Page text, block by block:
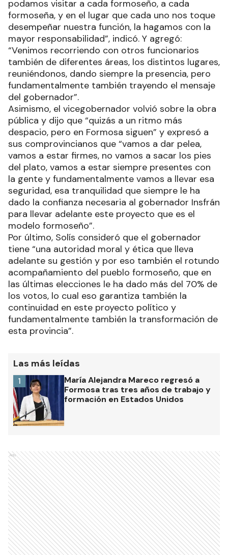
podamos visitar a cada formoseño, a cada
formoseña, y en el lugar que cada uno nos toque
desempeñar nuestra función, la hagamos con la
mayor responsabilidad”, indicó. Y agregó:
“Venimos recorriendo con otros funcionarios
también de diferentes áreas, los distintos lugares,
reuniéndonos, dando siempre la presencia, pero
fundamentalmente también trayendo el mensaje
del gobernador”.
Asimismo, el vicegobernador volvió sobre la obra
pública y dijo que “quizás a un ritmo más
despacio, pero en Formosa siguen” y expresó a
sus comprovincianos que “vamos a dar pelea,
vamos a estar firmes, no vamos a sacar los pies
del plato, vamos a estar siempre presentes con
la gente y fundamentalmente vamos a llevar esa
seguridad, esa tranquilidad que siempre le ha
dado la confianza necesaria al gobernador Insfrán
para llevar adelante este proyecto que es el
modelo formoseño”.
Por último, Solís consideró que el gobernador
tiene “una autoridad moral y ética que lleva
adelante su gestión y por eso también el rotundo
acompañamiento del pueblo formoseño, que en
las últimas elecciones le ha dado más del 70% de
los votos, lo cual eso garantiza también la
continuidad en este proyecto político y
fundamentalmente también la transformación de
esta provincia”.
Las más leídas
María Alejandra Mareco regresó a
Formosa tras tres años de trabajo y
formación en Estados Unidos
1
Ads